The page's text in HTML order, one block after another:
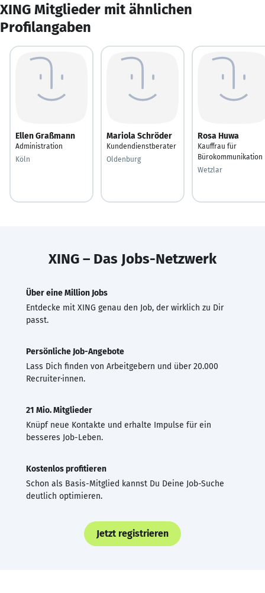
XING Mitglieder mit ähnlichen
Profilangaben
Ellen Graßmann
Administration
Köln
Mariola Schröder
Kundendienstberater
Oldenburg
Rosa Huwa
Kauffrau für
Bürokommunikation
Wetzlar
XING – Das Jobs-Netzwerk
Über eine Million Jobs
Entdecke mit XING genau den Job, der wirklich zu Dir
passt.
Persönliche Job-Angebote
Lass Dich finden von Arbeitgebern und über 20.000
Recruiter·innen.
21 Mio. Mitglieder
Knüpf neue Kontakte und erhalte Impulse für ein
besseres Job-Leben.
Kostenlos profitieren
Schon als Basis-Mitglied kannst Du Deine Job-Suche
deutlich optimieren.
Jetzt registrieren